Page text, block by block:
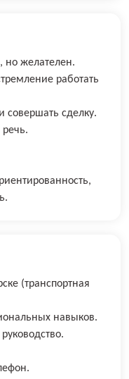
но желателен.
работать
совершать сделку.
(транспортная
навыков.